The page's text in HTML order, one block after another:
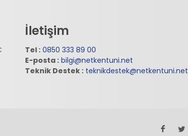
İletişim
Tel : 0850 333 89 00
E-posta : bilgi@netkentuni.net
Teknik Destek : teknikdestek@netkentuni.net